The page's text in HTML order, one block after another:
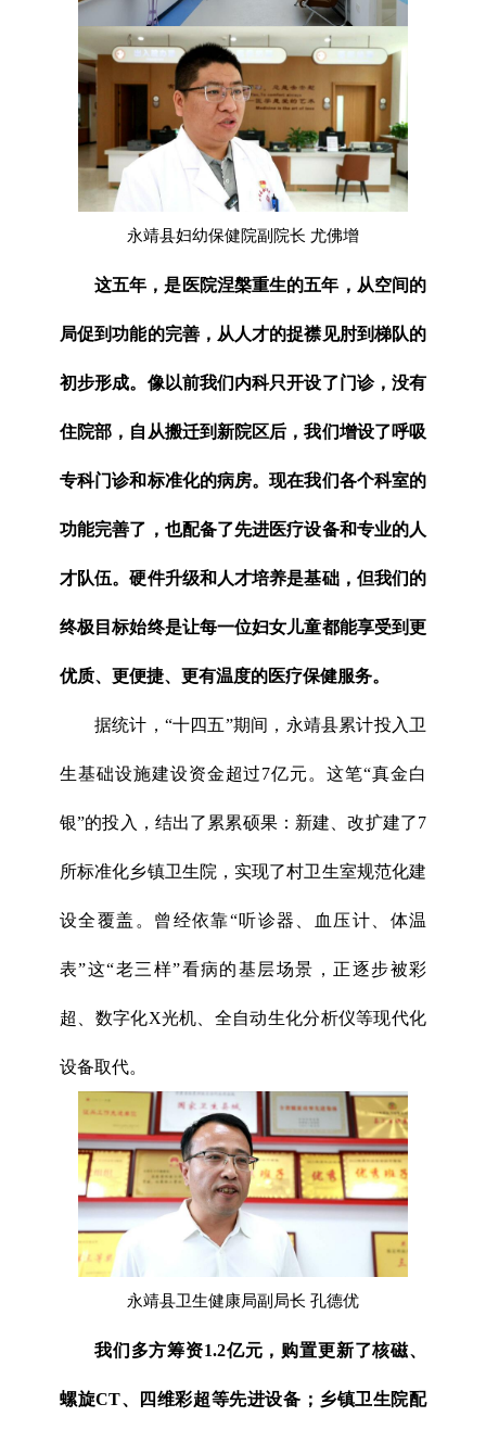
永靖县妇幼保健院副院长 尤佛增
这五年，是医院涅槃重生的五年，从空间的
局促到功能的完善，从人才的捉襟见肘到梯队的
初步形成。像以前我们内科只开设了门诊，没有
住院部，自从搬迁到新院区后，我们增设了呼吸
专科门诊和标准化的病房。现在我们各个科室的
功能完善了，也配备了先进医疗设备和专业的人
才队伍。硬件升级和人才培养是基础，但我们的
终极目标始终是让每一位妇女儿童都能享受到更
优质、更便捷、更有温度的医疗保健服务。
据统计，“十四五”期间，永靖县累计投入卫
生基础设施建设资金超过7亿元。这笔“真金白
银”的投入，结出了累累硕果：新建、改扩建了7
所标准化乡镇卫生院，实现了村卫生室规范化建
设全覆盖。曾经依靠“听诊器、血压计、体温
表”这“老三样”看病的基层场景，正逐步被彩
超、数字化X光机、全自动生化分析仪等现代化
设备取代。
永靖县卫生健康局副局长 孔德优
我们多方筹资1.2亿元，购置更新了核磁、
螺旋CT、四维彩超等先进设备；乡镇卫生院配